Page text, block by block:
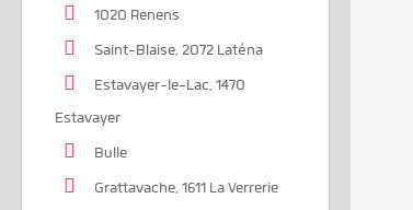
1020 Renens
Saint-Blaise, 2072 Laténa
Estavayer-le-Lac, 1470
Estavayer
Bulle
Grattavache, 1611 La Verrerie